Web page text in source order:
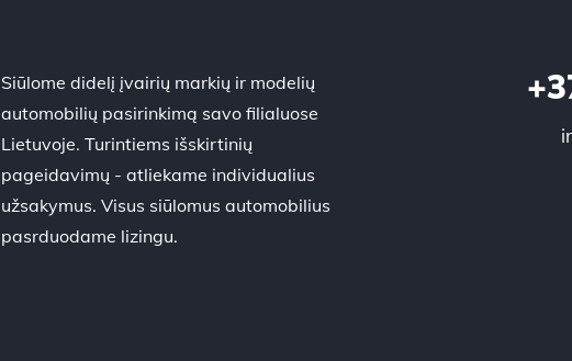
Siūlome didelį įvairių markių ir modelių
automobilių pasirinkimą savo filialuose
Lietuvoje. Turintiems išskirtinių
pageidavimų - atliekame individualius
užsakymus. Visus siūlomus automobilius
pasrduodame lizingu.